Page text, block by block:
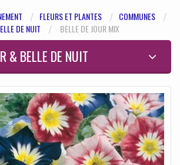
FLEURS ET PLANTES
COMMUNES
DE NUIT
BELLE DE JOUR MIX
& BELLE DE NUIT